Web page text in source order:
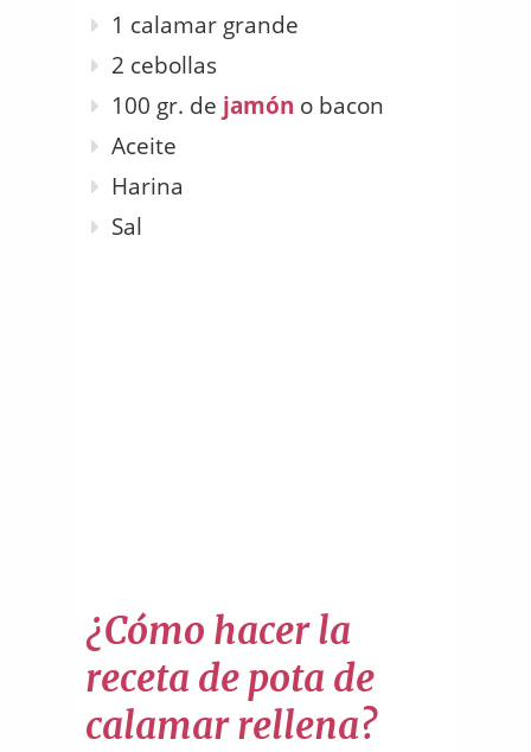
1 calamar grande
2 cebollas
100 gr. de jamón o bacon
Aceite
Harina
Sal
¿Cómo hacer la
receta de pota de
calamar rellena?